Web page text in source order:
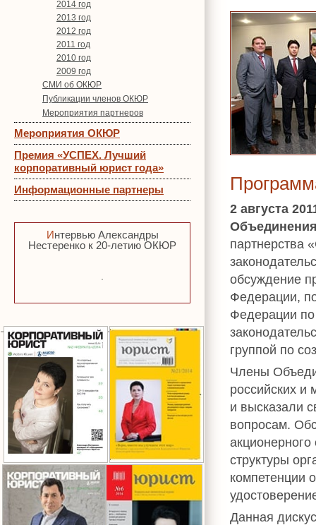
2014 год
2013 год
2012 год
2011 год
2010 год
2009 год
СМИ об ОКЮР
Публикации членов ОКЮР
Мероприятия партнеров
Мероприятия ОКЮР
Премия «УСПЕХ. Лучший
корпоративный юрист года»
Информационные партнеры
Интервью Александры
Нестеренко к 20-летию ОКЮР
2 августа
партнерства
обсуждение
Федерации,
Федерации
группой по
Члены
российских
и высказали
вопросам.
структуры
компетенции
Данная